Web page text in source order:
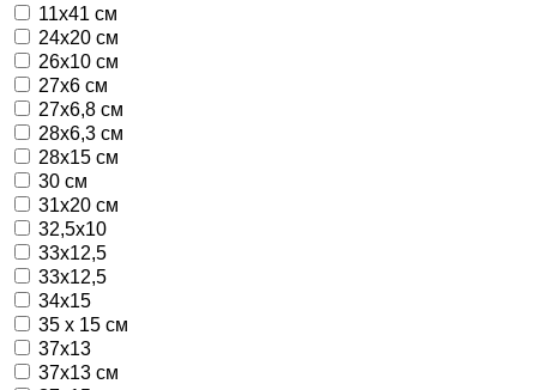
11х41 см
24х20 см
26х10 см
27х6 см
27х6,8 см
28x6,3 см
28х15 см
30 см
31х20 см
32,5х10
33х12,5
33х12,5
34х15
35 х 15 см
37х13
37х13 см